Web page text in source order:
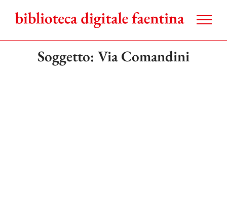
contenuto
Soggetto: Via Comandini